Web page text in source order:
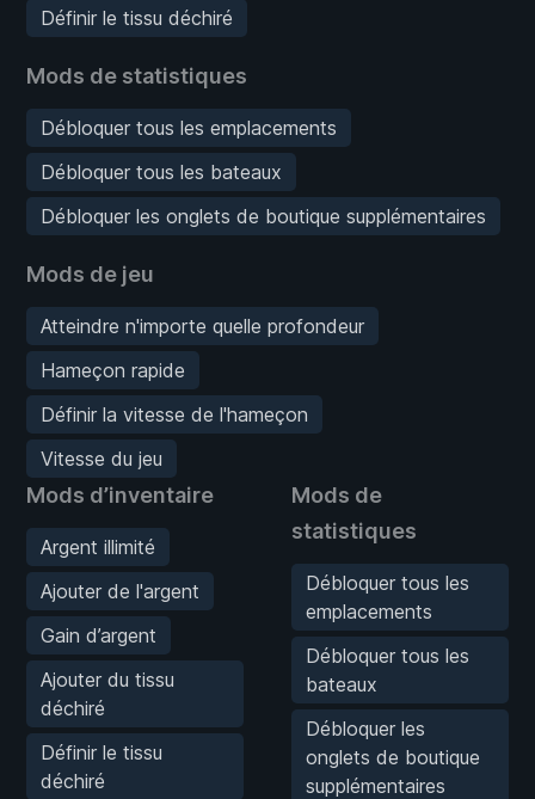
Définir le tissu déchiré
Mods de statistiques
Débloquer tous les emplacements
Débloquer tous les bateaux
Débloquer les onglets de boutique supplémentaires
Mods de jeu
Atteindre n'importe quelle profondeur
Hameçon rapide
Définir la vitesse de l'hameçon
Vitesse du jeu
Mods d’inventaire
Argent illimité
Ajouter de l'argent
Gain d’argent
Ajouter du tissu
déchiré
Définir le tissu
déchiré
Mods de
statistiques
Débloquer tous les
emplacements
Débloquer tous les
bateaux
Débloquer les
onglets de boutique
supplémentaires